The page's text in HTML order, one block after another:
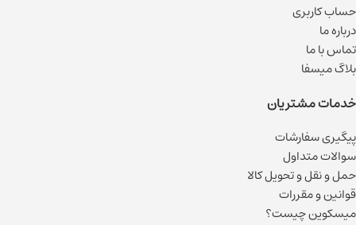
حساب کاربری
درباره ما
تماس با ما
بلاگ میسفا
خدمات مشتریان
پیگیری سفارشات
سوالات متداول
حمل و نقل و تحویل کالا
قوانین و مقررات
میسکوین چیست؟